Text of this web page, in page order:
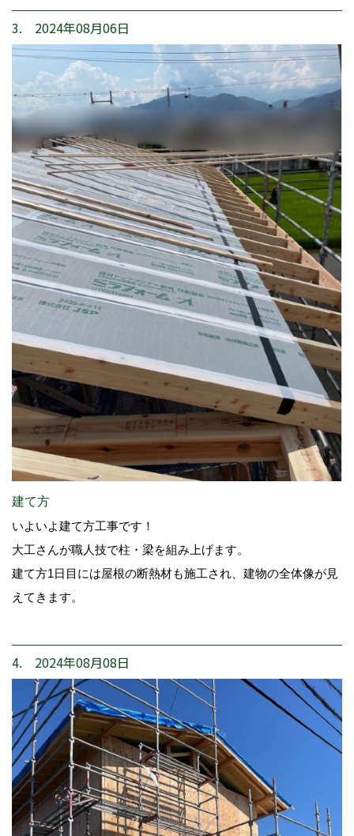
3. 2024年08月06日
建て方
いよいよ建て方工事です！
大工さんが職人技で柱・梁を組み上げます。
建て方1日目には屋根の断熱材も施工され、建物の全体像が見
えてきます。
4. 2024年08月08日